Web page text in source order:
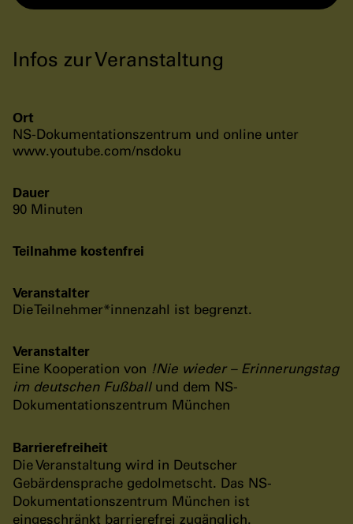
Infos zur Veranstaltung
Ort
NS-Dokumentationszentrum und online unter
www.youtube.com/nsdoku
Dauer
90 Minuten
Teilnahme kostenfrei
Veranstalter
Die Teilnehmer*innenzahl ist begrenzt.
Veranstalter
Eine Kooperation von !Nie wieder – Erinnerungstag
im deutschen Fußballund dem NS-
Dokumentationszentrum München
Barrierefreiheit
Die Veranstaltung wird in Deutscher
Gebärdensprache gedolmetscht. Das NS-
Dokumentationszentrum München ist
eingeschränkt barrierefrei zugänglich.